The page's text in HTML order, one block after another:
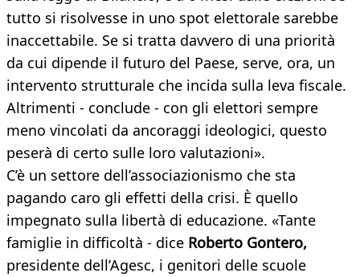
tutto si risolvesse in uno spot elettorale sarebbe
inaccettabile. Se si tratta davvero di una priorità
da cui dipende il futuro del Paese, serve, ora, un
intervento strutturale che incida sulla leva fiscale.
Altrimenti - conclude - con gli elettori sempre
meno vincolati da ancoraggi ideologici, questo
peserà di certo sulle loro valutazioni».
C’è un settore dell’associazionismo che sta
pagando caro gli effetti della crisi. È quello
impegnato sulla libertà di educazione. «Tante
famiglie in difficoltà - dice Roberto Gontero,
presidente dell’Agesc, i genitori delle scuole